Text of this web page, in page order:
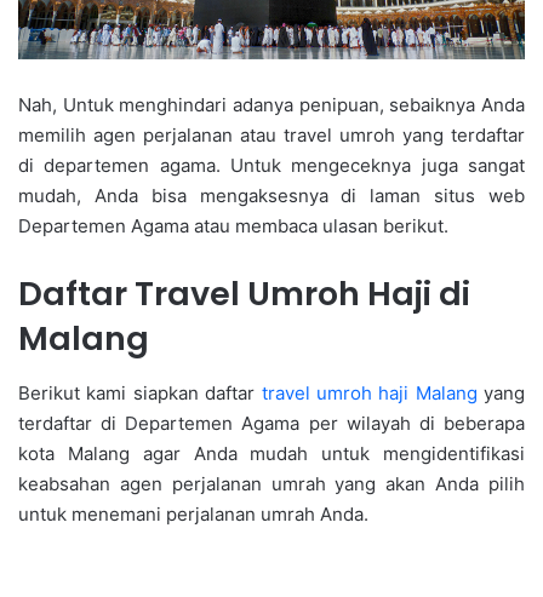
Nah, Untuk menghindari adanya penipuan, sebaiknya Anda
memilih agen perjalanan atau travel umroh yang terdaftar
di departemen agama. Untuk mengeceknya juga sangat
mudah, Anda bisa mengaksesnya di laman situs web
Departemen Agama atau membaca ulasan berikut.
Daftar Travel Umroh Haji di
Malang
Berikut kami siapkan daftar travel umroh haji Malang yang
terdaftar di Departemen Agama per wilayah di beberapa
kota Malang agar Anda mudah untuk mengidentifikasi
keabsahan agen perjalanan umrah yang akan Anda pilih
untuk menemani perjalanan umrah Anda.